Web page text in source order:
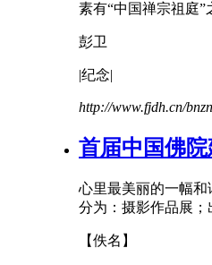
素有“中国禅宗祖庭
彭卫
|纪念|
http://www.fjdh.cn/
首届中国佛
心里最美丽的一幅
分为：摄影作品展；
【佚名】